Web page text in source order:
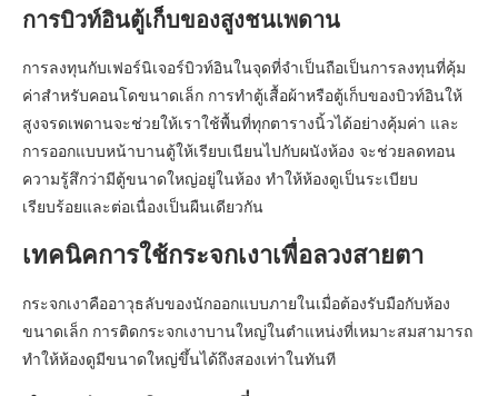
การบิวท์อินตู้เก็บของสูงชนเพดาน
การลงทุนกับเฟอร์นิเจอร์บิวท์อินในจุดที่จำเป็นถือเป็นการลงทุนที่คุ้ม
ค่าสำหรับคอนโดขนาดเล็ก การทำตู้เสื้อผ้าหรือตู้เก็บของบิวท์อินให้
สูงจรดเพดานจะช่วยให้เราใช้พื้นที่ทุกตารางนิ้วได้อย่างคุ้มค่า และ
การออกแบบหน้าบานตู้ให้เรียบเนียนไปกับผนังห้อง จะช่วยลดทอน
ความรู้สึกว่ามีตู้ขนาดใหญ่อยู่ในห้อง ทำให้ห้องดูเป็นระเบียบ
เรียบร้อยและต่อเนื่องเป็นผืนเดียวกัน
เทคนิคการใช้กระจกเงาเพื่อลวงสายตา
กระจกเงาคืออาวุธลับของนักออกแบบภายในเมื่อต้องรับมือกับห้อง
ขนาดเล็ก การติดกระจกเงาบานใหญ่ในตำแหน่งที่เหมาะสมสามารถ
ทำให้ห้องดูมีขนาดใหญ่ขึ้นได้ถึงสองเท่าในทันที